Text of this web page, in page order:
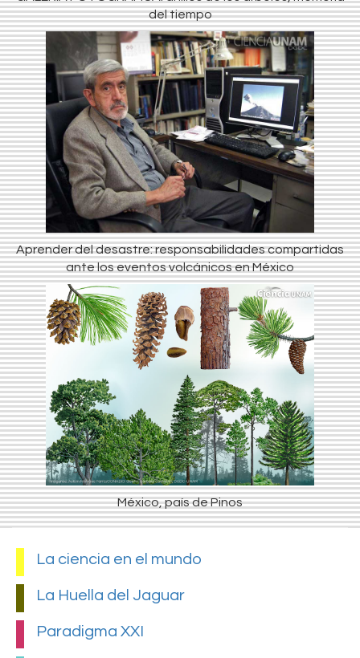
del tiempo
Aprender del desastre: responsabilidades compartidas
ante los eventos volcánicos en México
México, país de Pinos
La ciencia en el mundo
La Huella del Jaguar
Paradigma XXI